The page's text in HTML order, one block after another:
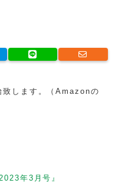
します。（Amazonの
年3月号』